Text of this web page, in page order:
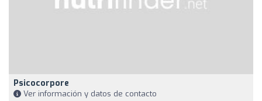
Psicocorpore
Ver información y datos de contacto